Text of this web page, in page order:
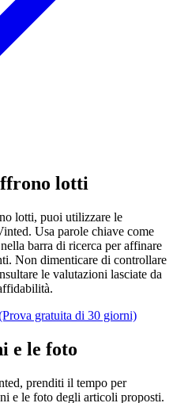
lotti
lotti, puoi utilizzare le
Usa parole chiave come
barra di ricerca per affinare
Non dimenticare di controllare
le valutazioni lasciate da
gratuita di 30 giorni)
e le foto
prenditi il tempo per
e le foto degli articoli proposti.